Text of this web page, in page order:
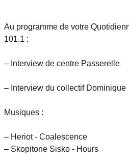
Au programme de votre
101.1 :
– Interview de centre Passerelle
– Interview du collectif Dominique
Musiques :
– Heriot - Coalescence
– Skopitone Sisko - Hours